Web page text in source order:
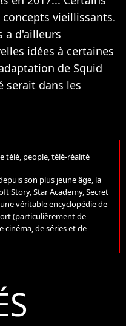
vieillissants.
a d'ailleurs
idées à certaines
de Squid
serait dans les
télé, people, télé-réalité
son plus jeune âge, la
Story, Star Academy, Secret
véritable encyclopédie de
(particulièrement de
cinéma, de séries et de